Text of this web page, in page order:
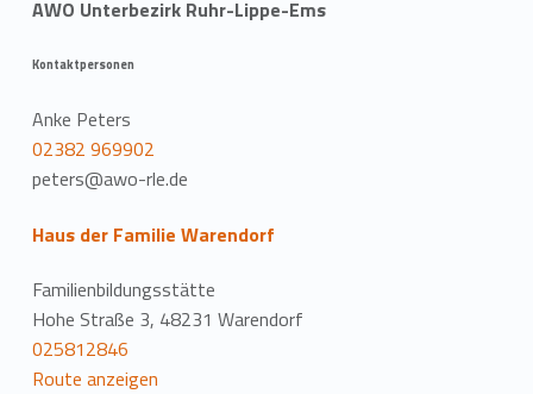
AWO Unterbezirk Ruhr-Lippe-Ems
Kontaktpersonen
Anke Peters
02382 969902
peters@awo-rle.de
Haus der Familie Warendorf
Familienbildungsstätte
Hohe Straße 3, 48231 Warendorf
025812846
Route anzeigen